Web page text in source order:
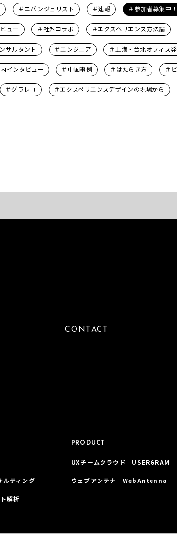
＃エバンジェリスト ＃速報 ＃参加者募集中！
ュー ＃社外コラボ ＃エクスペリエンス方法論
サルタント ＃エンジニア ＃上海・台北オフィス
インタビュー ＃中国事例 ＃はたらき方 ＃
＃グラレコ ＃エクスペリエンスデザインの現場から
CONTACT
ルティング
解析
PRODUCT
UXチームクラウド USERGRAM
ウェブアンテナ WebAntenna